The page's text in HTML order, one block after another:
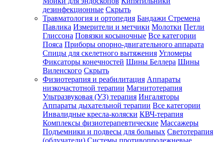
дезинфекционные Скрыть
Травматология и ортопедия Бандажи Стремена
Павлика Измерители и метчики Молотки Петли
Глиссона Повязки косыночные Все категории
Пояса Приборы опорно-двигательного аппарата
Спицы для скелетного вытяжения Угломеры
Фиксаторы конечностей Шины Беллера Шины
Виленского Скрыть
Физиотерапия и реабилитация Аппараты
низкочастотной терапии Магнитотерапия
Ультразвуковая (УЗ) терапия Ингаляторы
Аппараты дыхательной терапии Все категории
Инвалидные кресла-коляски КВЧ-терапия
Комплексы физиотерапевтические Массажеры
Подъемники и подвесы для больных Светотерапия
(облучатели) Системы противопролежневые